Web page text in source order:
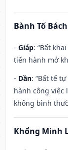
Bành Tổ
- Giáp: “Bất
tiến hành mở
- Dần: “Bất tế
hành công việc
không bình
Khổng Minh